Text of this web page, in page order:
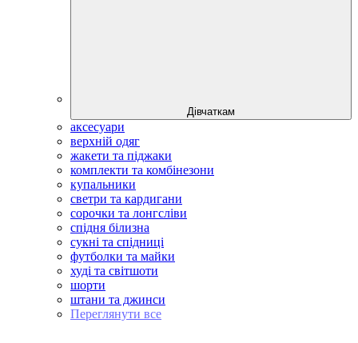
Дівчаткам
аксесуари
верхній одяг
жакети та піджаки
комплекти та комбінезони
купальники
светри та кардигани
сорочки та лонгсліви
спідня білизна
сукні та спідниці
футболки та майки
худі та світшоти
шорти
штани та джинси
Переглянути все